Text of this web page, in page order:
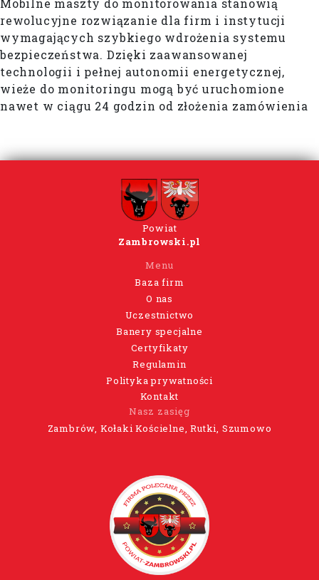
Mobilne maszty do monitorowania stanowią
rewolucyjne rozwiązanie dla firm i instytucji
wymagających szybkiego wdrożenia systemu
bezpieczeństwa. Dzięki zaawansowanej
technologii i pełnej autonomii energetycznej,
wieże do monitoringu mogą być uruchomione
nawet w ciągu 24 godzin od złożenia zamówienia
Powiat
Zambrowski.pl
Menu
Baza firm
O nas
Uczestnictwo
Banery specjalne
Certyfikaty
Regulamin
Polityka prywatności
Kontakt
Nasz zasięg
Zambrów, Kołaki Kościelne, Rutki, Szumowo